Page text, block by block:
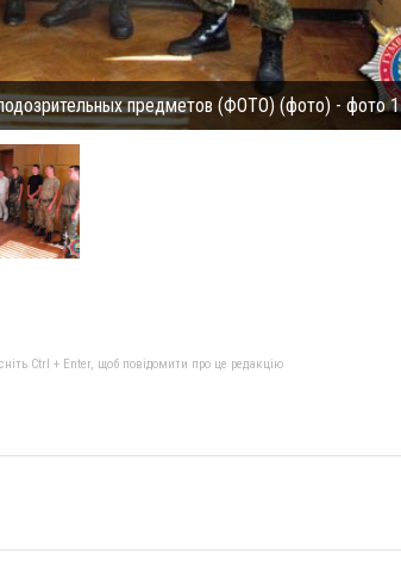
предметов (ФОТО) (фото) - фото 1
Ctrl + Enter, щоб повідомити про це редакцію